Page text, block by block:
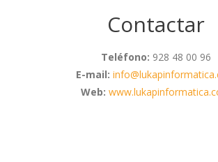
Contactar
Teléfono: 928 48 00 96
E-mail:
Web: